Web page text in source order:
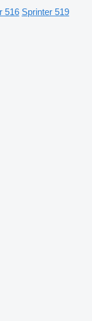
516 Sprinter 519